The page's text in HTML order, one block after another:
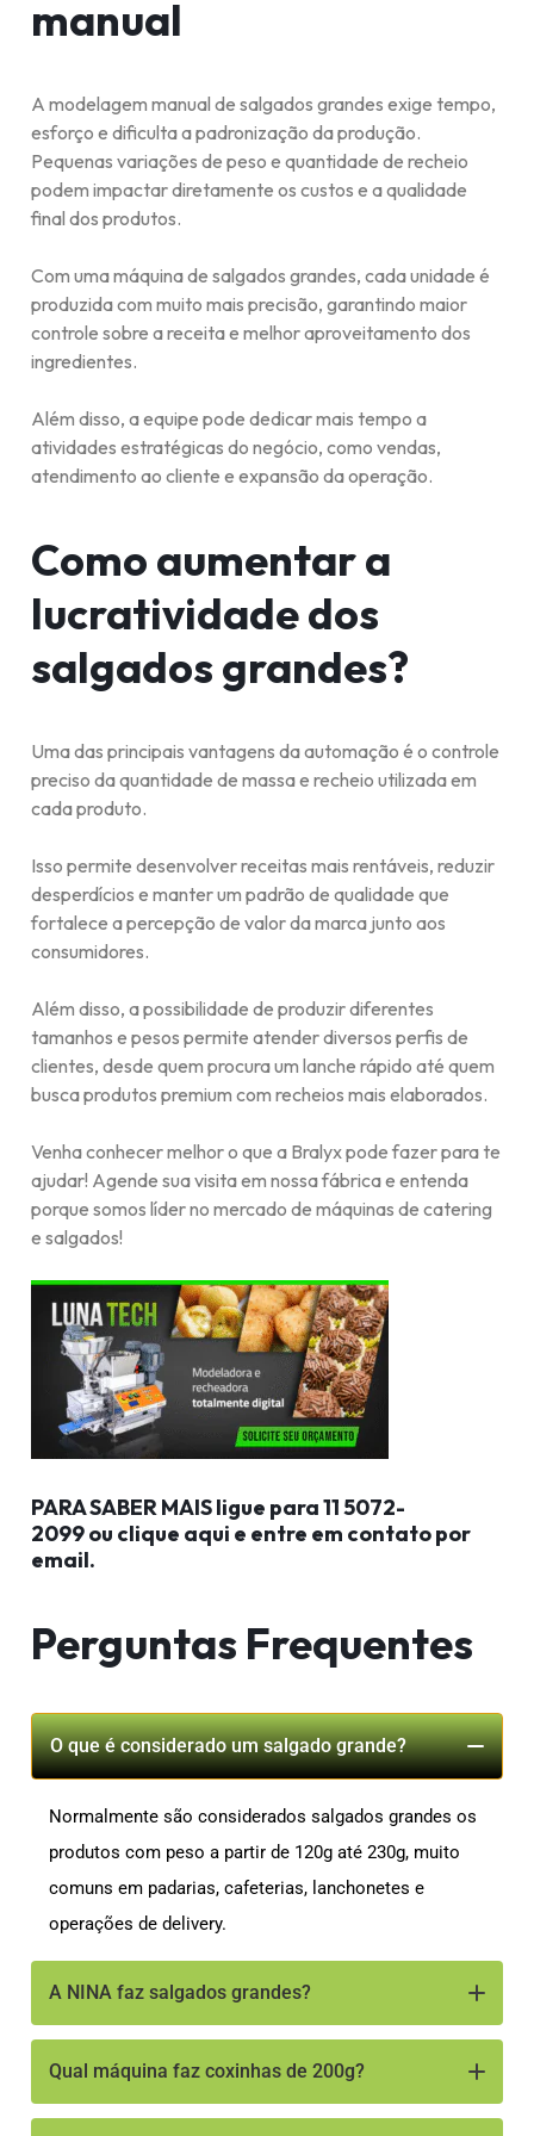
manual
A modelagem manual de salgados grandes exige tempo,
esforço e dificulta a padronização da produção.
Pequenas variações de peso e quantidade de recheio
podem impactar diretamente os custos e a qualidade
final dos produtos.
Com uma máquina de salgados grandes, cada unidade é
produzida com muito mais precisão, garantindo maior
controle sobre a receita e melhor aproveitamento dos
ingredientes.
Além disso, a equipe pode dedicar mais tempo a
atividades estratégicas do negócio, como vendas,
atendimento ao cliente e expansão da operação.
Como aumentar a
lucratividade dos
salgados grandes?
Uma das principais vantagens da automação é o controle
preciso da quantidade de massa e recheio utilizada em
cada produto.
Isso permite desenvolver receitas mais rentáveis, reduzir
desperdícios e manter um padrão de qualidade que
fortalece a percepção de valor da marca junto aos
consumidores.
Além disso, a possibilidade de produzir diferentes
tamanhos e pesos permite atender diversos perfis de
clientes, desde quem procura um lanche rápido até quem
busca produtos premium com recheios mais elaborados.
Venha conhecer melhor o que a Bralyx pode fazer para te
ajudar! Agende sua visita em nossa fábrica e entenda
porque somos líder no mercado de máquinas de catering
e salgados!
PARA SABER MAIS ligue para11 5072-
2099ou clique aqui e entre em contato por
email.
Perguntas Frequentes
O que é considerado um salgado grande?
Normalmente são considerados salgados grandes os
produtos com peso a partir de 120g até 230g, muito
comuns em padarias, cafeterias, lanchonetes e
operações de delivery.
A NINA faz salgados grandes?
Sim. A NINA pode produzir salgados de até 220g sem
Qual máquina faz coxinhas de 200g?